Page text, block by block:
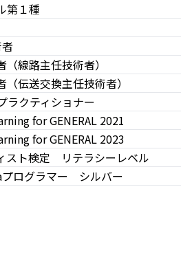
第１種
線路主任技術者）
伝送交換主任技術者）
ラクティショナー
for GENERAL 2021
for GENERAL 2023
スト検定 リテラシーレベル
プログラマー シルバー